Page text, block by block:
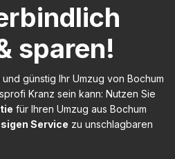
sparen!
günstig Ihr Umzug von Bochum
Kranz sein kann: Nutzen Sie
für Ihren Umzug aus Bochum
Service zu unschlagbaren